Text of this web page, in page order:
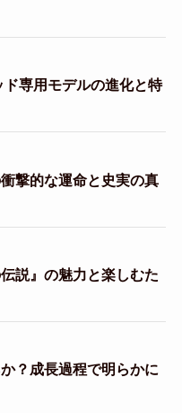
ド専用モデルの進化と特
撃的な運命と史実の真
説』の魅力と楽しむた
？成長過程で明らかに